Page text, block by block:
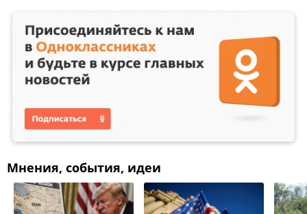
Мнения, события, идеи